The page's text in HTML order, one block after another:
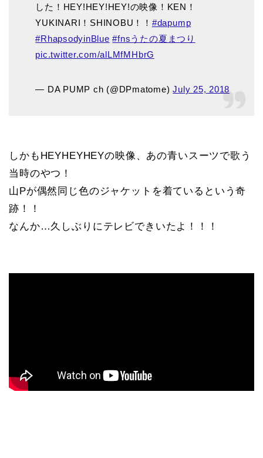
した！HEY!HEY!HEY!の映像！KEN！
YUKINARI！SHINOBU！！ #dapump
#RhapsodyinBlue #fnsうたの夏まつり
pic.twitter.com/alLMfMHbrG
— DA PUMP ch (@DPmatome)July 25, 2018
しかもHEYHEYHEYの映像、あの青いスーツで歌う
当時のやつ！
山Pが偶然同じ色のジャケットを着ているという奇
跡！！
なんか…久しぶりにテレビできいたよ！！！